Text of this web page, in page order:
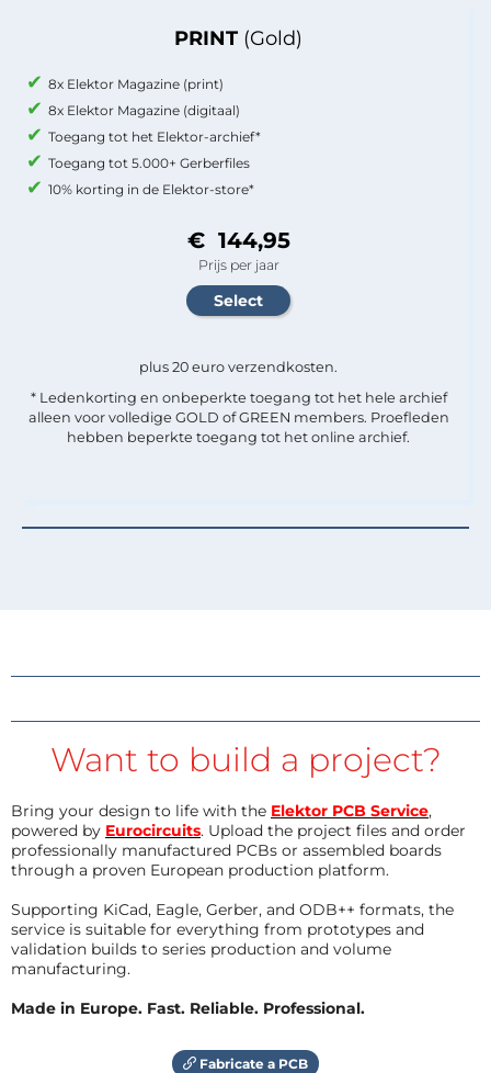
PRINT (Gold)
8x Elektor Magazine (print)
8x Elektor Magazine (digitaal)
Toegang tot het Elektor-archief*
Toegang tot 5.000+ Gerberfiles
10% korting in de Elektor-store*
€ 144,95
Prijs per jaar
plus 20 euro verzendkosten.
* Ledenkorting en onbeperkte toegang tot het hele archief
alleen voor volledige GOLD of GREEN members. Proefleden
hebben beperkte toegang tot het online archief.
Want to build a project?
Bring your design to life with the Elektor PCB Service,
powered by Eurocircuits. Upload the project files and order
professionally manufactured PCBs or assembled boards
through a proven European production platform.
Supporting KiCad, Eagle, Gerber, and ODB++ formats, the
service is suitable for everything from prototypes and
validation builds to series production and volume
manufacturing.
Made in Europe. Fast. Reliable. Professional.
Fabricate a PCB